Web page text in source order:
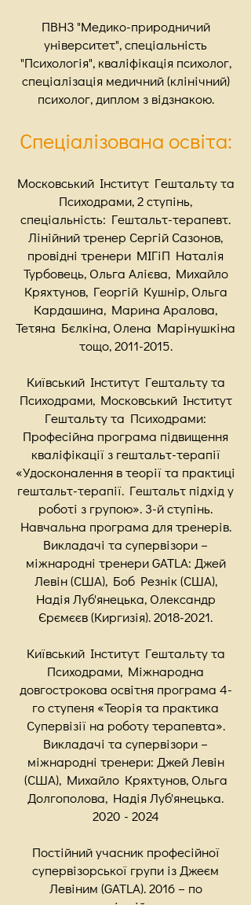
ПВНЗ "Медико-природничий
університет", спеціальність
"Психологія", кваліфікація психолог,
спеціалізація медичний (клінічний)
психолог, диплом з відзнакою.
Спеціалізована освіта:
Московський Інститут Гештальту та
Психодрами, 2 ступінь,
спеціальність: Гештальт-терапевт.
Лінійний тренер Сергій Сазонов,
провідні тренери МІГіП Наталія
Турбовець, Ольга Алієва, Михайло
Кряхтунов, Георгій Кушнір, Ольга
Кардашина, Марина Аралова,
Тетяна Бєлкіна, Олена Марінушкіна
тощо,2011-2015.
Київський Інститут Гештальту та
Психодрами, Московський Інститут
Гештальту та Психодрами:
Професійна програма підвищення
кваліфікації з гештальт-терапії
«Удосконалення в теорії та практиці
гештальт-терапії. Гештальт підхід у
роботі з групою». 3-й ступінь.
Навчальна програма для тренерів.
Викладачі та супервізори –
міжнародні тренери GATLA: Джей
Левін (США), Боб Резнік (США),
Надія Луб'янецька, Олександр
Єрємєєв (Киргизія).2018-2021.
Київський Інститут Гештальту та
Психодрами, Міжнародна
довгострокова освітня програма 4-
го ступеня «Теорія та практика
Супервізії на роботу терапевта».
Викладачі та супервізори –
міжнародні тренери: Джей Левін
(США), Михайло Кряхтунов, Ольга
Долгополова, Надія Луб'янецька.
2020 - 2024
Постійний учасник професійної
супервізорської групи із Джеєм
Левіним (GATLA). 2016 – по